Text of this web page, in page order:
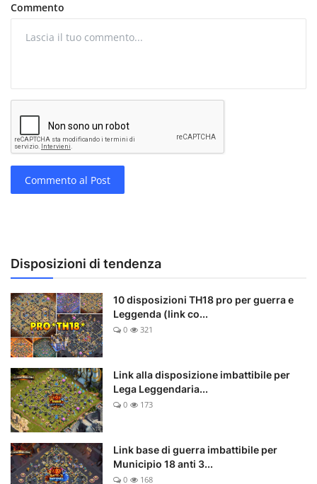
Commento
Commento al Post
Disposizioni di tendenza
10 disposizioni TH18 pro per guerra e
Leggenda (link co...
0 321
Link alla disposizione imbattibile per
Lega Leggendaria...
0 173
Link base di guerra imbattibile per
Municipio 18 anti 3...
0 168